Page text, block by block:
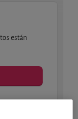
están